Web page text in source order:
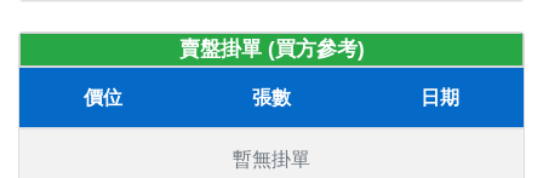
賣盤掛單 (買方參考)
價位 張數 日期
暫無掛單